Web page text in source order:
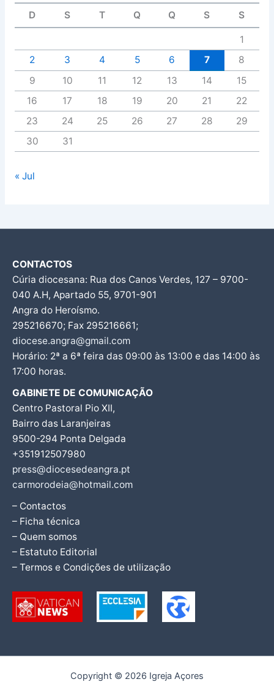
D S T Q Q S S
1
2
3 4 5 6 7
8
9
10 11 12 13 14
15
16
17 18 19 20 21
22
23
24 25 26 27 28
29
30
31
« Jul
CONTACTOS
Cúria diocesana: Rua dos Canos Verdes, 127 – 9700-
040 A.H, Apartado 55, 9701-901
Angra do Heroísmo.
295216670; Fax 295216661;
diocese.angra@gmail.com
Horário: 2ª a 6ª feira das 09:00 às 13:00 e das 14:00 às
17:00 horas.
GABINETE DE COMUNICAÇÃO
Centro Pastoral Pio XII,
Bairro das Laranjeiras
9500-294 Ponta Delgada
+351912507980
press@diocesedeangra.pt
carmorodeia@hotmail.com
– Contactos
– Ficha técnica
– Quem somos
– Estatuto Editorial
– Termos e Condições de utilização
Copyright © 2026 Igreja Açores